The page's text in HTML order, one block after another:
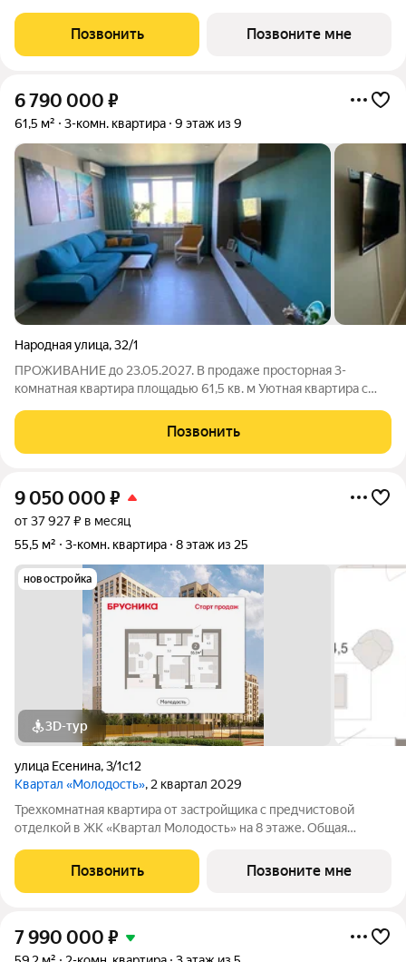
архитектуру с природой. Панорамное остекление и богатая
инфраструктура создают новый стандарт
Позвонить Позвоните мне
6 790 000 ₽
61,5 м² 3-комн. квартира 9 этаж из 9
Народная улица,32/1
ПРОЖИВАНИЕ до 23.05.2027. В продаже просторная 3-
комнатная квартира площадью 61,5 кв. м Уютная квартира с
квартире выполнен
Позвонить
9 050 000 ₽
от 37 927 ₽ в месяц
55,5 м²
3-комн. квартира 8 этаж из 25
новостройка
3D-тур
улица Есенина,3/1с12
Квартал «Молодость», 2 квартал 2029
Трехкомнатная квартира от застройщика с предчистовой
отделкой в ЖК «Квартал Молодость» на 8 этаже. Общая
кухни-гостиной: 14.51 кв.м. Высота потолков 2.7 м. Квартира с
кухней-гостиной и двумя
Позвонить Позвоните мне
7 990 000 ₽